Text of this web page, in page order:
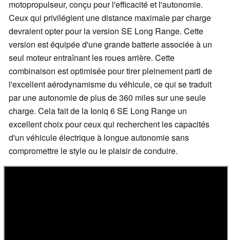
motopropulseur, conçu pour l'efficacité et l'autonomie.
Ceux qui privilégient une distance maximale par charge
devraient opter pour la version SE Long Range. Cette
version est équipée d'une grande batterie associée à un
seul moteur entraînant les roues arrière. Cette
combinaison est optimisée pour tirer pleinement parti de
l'excellent aérodynamisme du véhicule, ce qui se traduit
par une autonomie de plus de 360 miles sur une seule
charge. Cela fait de la Ioniq 6 SE Long Range un
excellent choix pour ceux qui recherchent les capacités
d'un véhicule électrique à longue autonomie sans
compromettre le style ou le plaisir de conduire.